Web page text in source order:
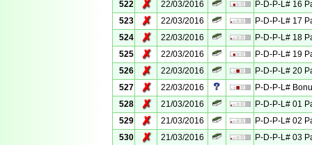
522
✗ 22/03/2016
P-D-P-L# 16
523
✗ 22/03/2016
P-D-P-L# 17
524
✗ 22/03/2016
P-D-P-L# 18
525
✗ 22/03/2016
P-D-P-L# 19
526
✗ 22/03/2016
P-D-P-L# 20
527
✗ 22/03/2016
P-D-P-L#
528
✗ 21/03/2016
P-D-P-L# 01
529
✗ 21/03/2016
P-D-P-L# 02
530
✗ 21/03/2016
P-D-P-L# 03